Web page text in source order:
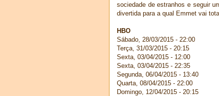
sociedade de estranhos e seguir
divertida para a qual Emmet vai
HBO
Sábado, 28/03/2015 - 22:00
Terça, 31/03/2015 - 20:15
Sexta, 03/04/2015 - 12:00
Sexta, 03/04/2015 - 22:35
Segunda, 06/04/2015 - 13:40
Quarta, 08/04/2015 - 22:00
Domingo, 12/04/2015 - 20:15